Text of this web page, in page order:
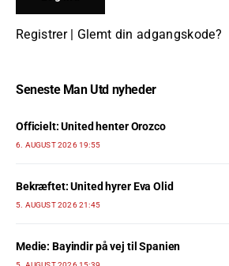
Registrer| Glemt din adgangskode?
Seneste Man Utd nyheder
Officielt: United henter Orozco
6. AUGUST 2026 19:55
Bekræftet: United hyrer Eva Olid
5. AUGUST 2026 21:45
Medie: Bayindir på vej til Spanien